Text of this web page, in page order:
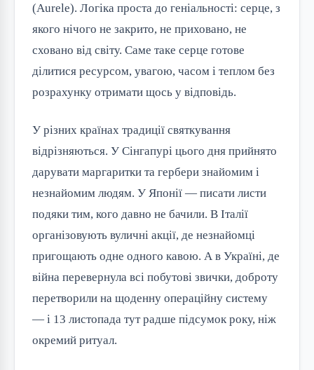
(Aurele). Логіка проста до геніальності: серце, з
якого нічого не закрито, не приховано, не
сховано від світу. Саме таке серце готове
ділитися ресурсом, увагою, часом і теплом без
розрахунку отримати щось у відповідь.
У різних країнах традиції святкування
відрізняються. У Сінгапурі цього дня прийнято
дарувати маргаритки та гербери знайомим і
незнайомим людям. У Японії — писати листи
подяки тим, кого давно не бачили. В Італії
організовують вуличні акції, де незнайомці
пригощають одне одного кавою. А в Україні, де
війна перевернула всі побутові звички, доброту
перетворили на щоденну операційну систему
— і 13 листопада тут радше підсумок року, ніж
окремий ритуал.